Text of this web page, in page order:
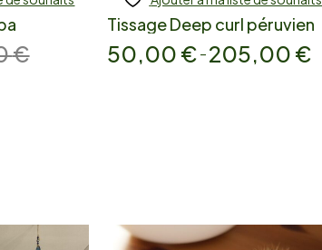
€
Tissage Deep curl péruvien
50,00 € – 205,00 €